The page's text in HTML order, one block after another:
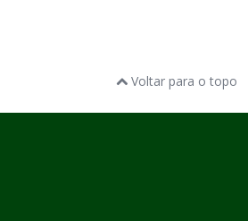
Voltar para o topo